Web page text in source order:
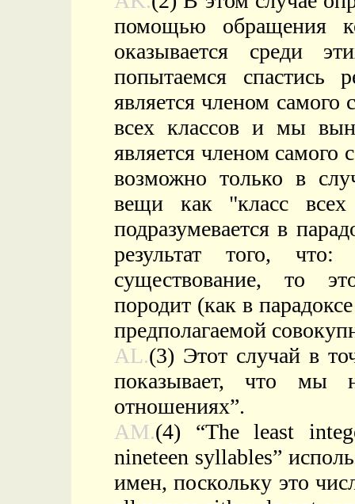
помощью обращения
оказывается среди
попытаемся
является членом самого
всех классов и мы
является членом самого
возможно только в
вещи как "класс
подразумевается в
результат того,
существование, то
породит (как в
предполагаемой
AL.(3) Этот случай в
показывает, что мы
отношениях”.
AM.(4) “The least
nineteen syllables”
имен, поскольку это